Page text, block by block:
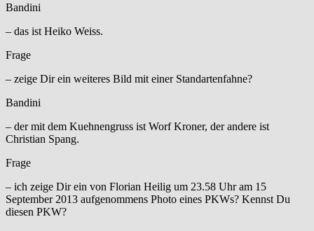
Bandini
– das ist Heiko Weiss.
Frage
– zeige Dir ein weiteres Bild mit einer Standartenfahne?
Bandini
– der mit dem Kuehnengruss ist Worf Kroner, der andere ist
Christian Spang.
Frage
– ich zeige Dir ein von Florian Heilig um 23.58 Uhr am 15
September 2013 aufgenommens Photo eines PKWs? Kennst Du
diesen PKW?